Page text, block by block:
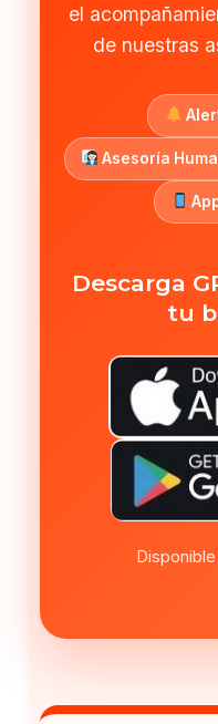
el
de nuestras
Asesoría
Descarga
tu